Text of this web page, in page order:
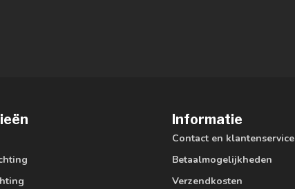
Informatie
Contact en klantenservice
Betaalmogelijkheden
Verzendkosten